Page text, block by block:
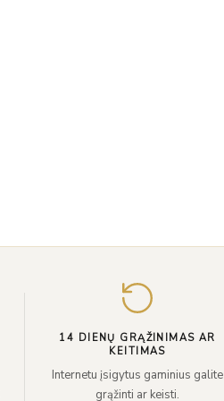
14 DIENŲ GRĄŽINIMAS AR
KEITIMAS
Internetu įsigytus gaminius galite
grąžinti ar keisti.